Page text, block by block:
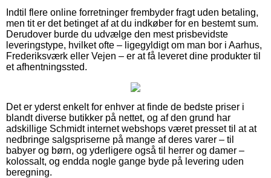
Indtil flere online forretninger frembyder fragt uden betaling,
men tit er det betinget af at du indkøber for en bestemt sum.
Derudover burde du udvælge den mest prisbevidste
leveringstype, hvilket ofte – ligegyldigt om man bor i Aarhus,
Frederiksværk eller Vejen – er at få leveret dine produkter til
et afhentningssted.
Det er yderst enkelt for enhver at finde de bedste priser i
blandt diverse butikker på nettet, og af den grund har
adskillige Schmidt internet webshops været presset til at at
nedbringe salgspriserne på mange af deres varer – til
babyer og børn, og yderligere også til herrer og damer –
kolossalt, og endda nogle gange byde på levering uden
beregning.